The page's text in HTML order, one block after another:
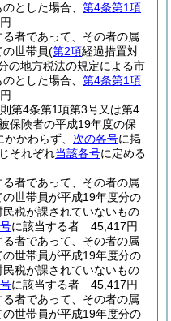
とした場合、 第4条第1項
る者であって、その者の属
世帯員(第2項経過措置対
の地方税法の規定による市
とした場合、 第4条第1項
第4条第1項第3号又は第4
保険者の平成19年度の保
かわらず、 次の各号に掲
それぞれ当該各号に定める
る者であって、その者の属
世帯員が平成19年度分の
税が課されていないもの
に該当する者 45,417円
る者であって、その者の属
世帯員が平成19年度分の
税が課されていないもの
に該当する者 45,417円
る者であって、その者の属
世帯員が平成19年度分の